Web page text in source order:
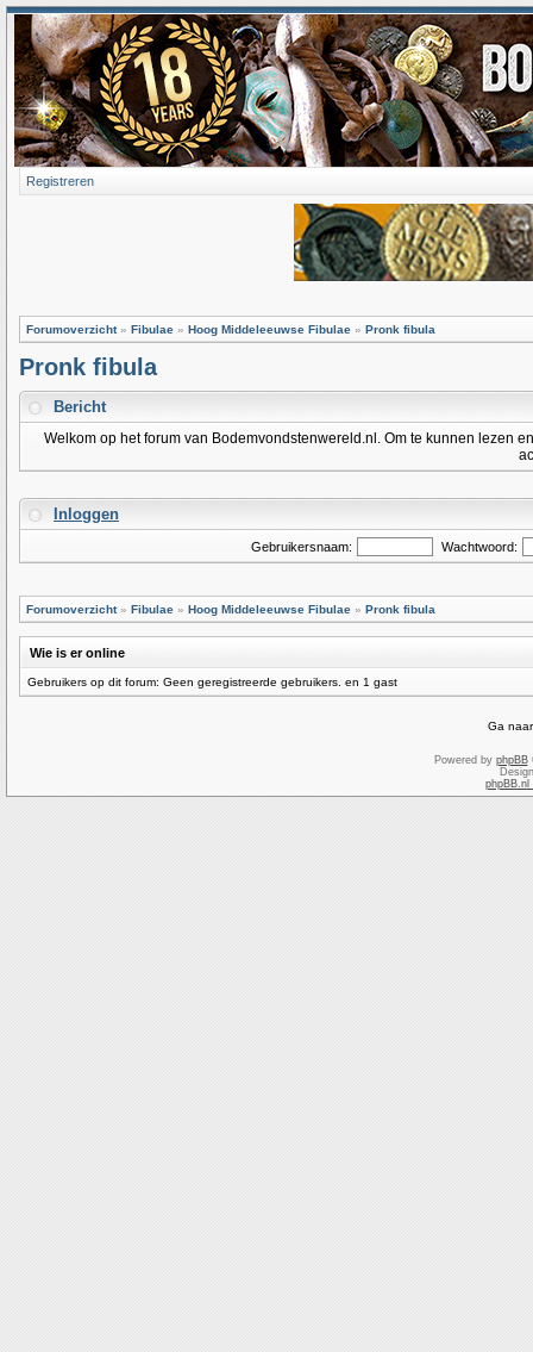
Registreren
Forumoverzicht» Fibulae » Hoog Middeleeuwse Fibulae » Pronk fibula
Pronk fibula
Bericht
Welkom op het forum van Bodemvondstenwereld.nl. Om te kunnen lezen
Inloggen
Gebruikersnaam: Wachtwoord:
Forumoverzicht» Fibulae » Hoog Middeleeuwse Fibulae » Pronk fibula
Wie is er online
Gebruikers op dit forum: Geen geregistreerde gebruikers. en 1 gast
Ga
Powered by phpBB
phpBB.nl